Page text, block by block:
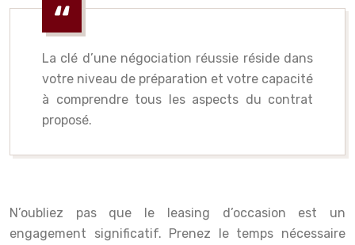
La clé d’une négociation réussie réside dans
votre niveau de préparation et votre capacité
à comprendre tous les aspects du contrat
proposé.
N’oubliez pas que le leasing d’occasion est un
engagement significatif. Prenez le temps nécessaire